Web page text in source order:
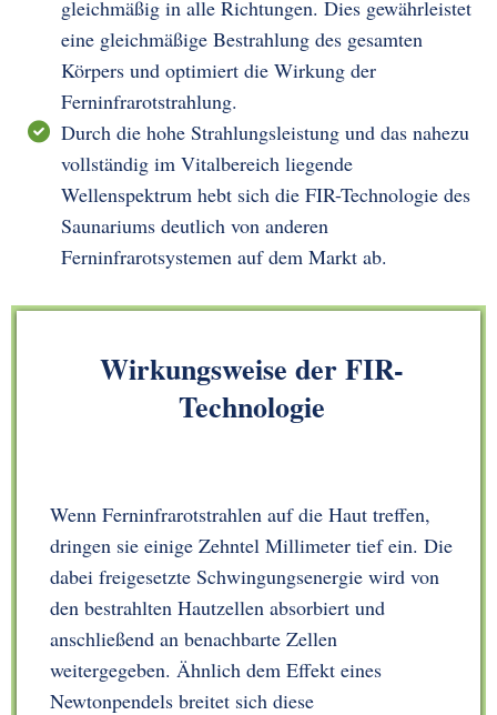
gleichmäßig in alle Richtungen. Dies gewährleistet
eine gleichmäßige Bestrahlung des gesamten
Körpers und optimiert die Wirkung der
Ferninfrarotstrahlung.
Durch die hohe Strahlungsleistung und das nahezu
vollständig im Vitalbereich liegende
Wellenspektrum hebt sich die FIR-Technologie des
Saunariums deutlich von anderen
Ferninfrarotsystemen auf dem Markt ab.
Wirkungsweise der FIR-
Technologie
Wenn Ferninfrarotstrahlen auf die Haut treffen,
dringen sie einige Zehntel Millimeter tief ein. Die
dabei freigesetzte Schwingungsenergie wird von
den bestrahlten Hautzellen absorbiert und
anschließend an benachbarte Zellen
weitergegeben. Ähnlich dem Effekt eines
Newtonpendels breitet sich diese